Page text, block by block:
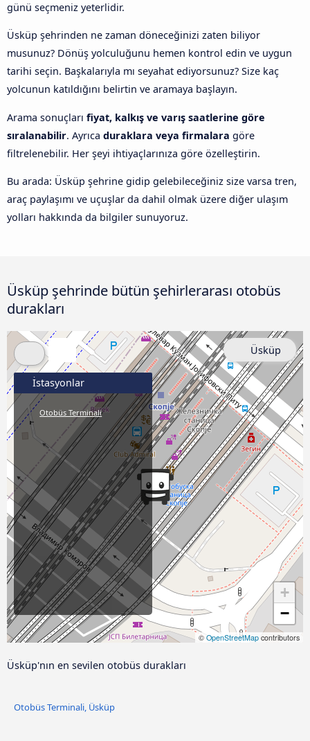
günü seçmeniz yeterlidir.
Üsküp şehrinden ne zaman döneceğinizi zaten biliyor
musunuz? Dönüş yolculuğunu hemen kontrol edin ve uygun
tarihi seçin. Başkalarıyla mı seyahat ediyorsunuz? Size kaç
yolcunun katıldığını belirtin ve aramaya başlayın.
Arama sonuçları fiyat, kalkış ve varış saatlerine göre
sıralanabilir. Ayrıca duraklara veya firmalara göre
filtrelenebilir. Her şeyi ihtiyaçlarınıza göre özelleştirin.
Bu arada: Üsküp şehrine gidip gelebileceğiniz size varsa tren,
araç paylaşımı ve uçuşlar da dahil olmak üzere diğer ulaşım
yolları hakkında da bilgiler sunuyoruz.
Üsküp şehrinde bütün şehirlerarası otobüs
durakları
+
−
© OpenStreetMap contributors
İstasyonlar
Otobüs Terminali
Üsküp
Üsküp'nın en sevilen otobüs durakları
Otobüs Terminali, Üsküp